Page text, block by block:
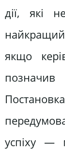
дії, які
найкращий
якщо
успіху —